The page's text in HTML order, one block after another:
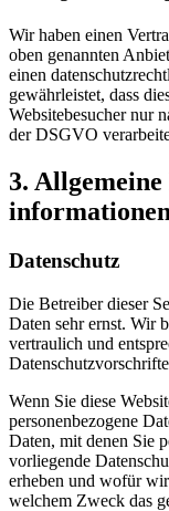
Wir haben einen
oben genannten
einen
gewährleistet, dass
Websitebesucher nur
der DSGVO
3.
Datenschutz
Die Betreiber dieser
Daten sehr ernst. Wir
vertraulich und
Wenn Sie diese
personenbezogene
Daten, mit denen Sie
vorliegende
erheben und wofür
welchem Zweck das